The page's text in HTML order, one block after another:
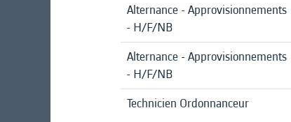
Alternance - Approvisionnements
- H/F/NB
Alternance - Approvisionnements
- H/F/NB
Technicien Ordonnanceur